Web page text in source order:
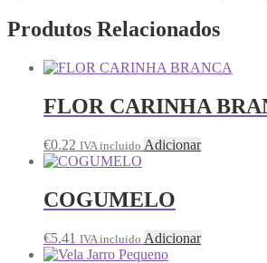
Produtos Relacionados
FLOR CARINHA
€0.22 IVA incluido Adicionar
COGUMELO
€5.41 IVA incluido Adicionar